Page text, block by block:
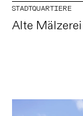
STADTQUARTIERE
Alte